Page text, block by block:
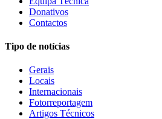
Donativos
Contactos
Tipo de notícias
Gerais
Locais
Internacionais
Fotorreportagem
Artigos Técnicos